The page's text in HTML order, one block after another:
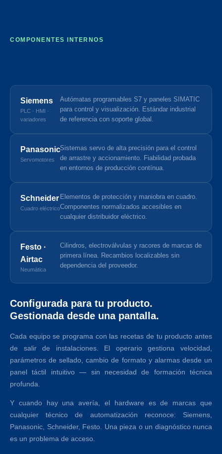
COMPONENTES INTERNOS
Siemens
PLC · HMI ·
variadores
Autómatas programables S7 y paneles SIMATIC
para control y visualización. Estándar industrial
de referencia con soporte global.
Panasonic
Servomotores
Sistemas servo de alta precisión para el control
de arrastre y accionamiento. Fiabilidad probada
en entornos de producción contínua.
Schneider
Cuadro eléctrico
Elementos de protección y maniobra en cuadro.
Componentes normalizados accesibles en
cualquier distribuidor eléctrico.
Festo ·
Airtac
Neumática
Cilindros, electroválvulas y racores de marcas de
primera línea. Recambios localizables sin
dependencia del proveedor.
Configurada para tu producto.
Gestionada desde una pantalla.
Cada equipo se programa con las recetas de tu producto antes
de salir de instalaciones. El operario gestiona velocidad,
parámetros de sellado, cambio de formato y alarmas desde un
panel táctil intuitivo — sin necesidad de formación técnica
profunda.
Y cuando hay una avería, el hardware es de marcas que
cualquier técnico de automatización reconoce: Siemens,
Panasonic, Schneider, Festo. Una pieza o un diagnóstico nunca
es un problema de acceso.